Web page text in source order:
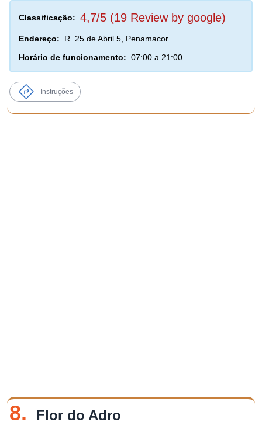
Classificação: 4,7/5 (19 Review by google)
Endereço:
R. 25 de Abril 5, Penamacor
Horário de funcionamento: 07:00 a 21:00
Instruções
8. Flor do Adro